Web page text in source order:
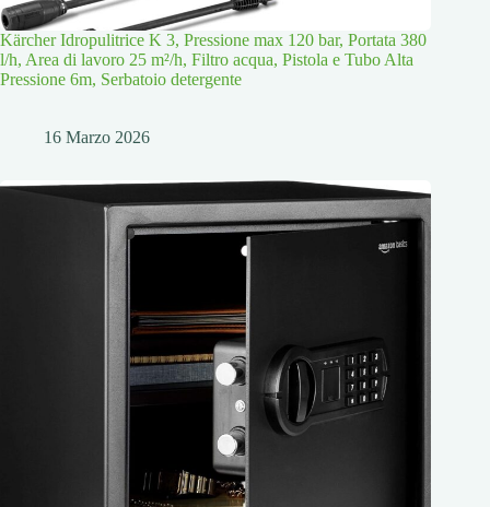
Kärcher Idropulitrice K 3, Pressione max 120 bar, Portata 380
l/h, Area di lavoro 25 m²/h, Filtro acqua, Pistola e Tubo Alta
Pressione 6m, Serbatoio detergente
16 Marzo 2026